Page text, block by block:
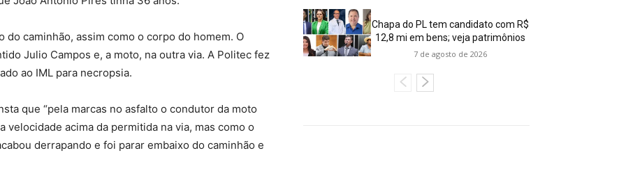
caminhão, assim como o corpo do homem. O
Julio Campos e, a moto, na outra via. A Politec fez
ao IML para necropsia.
que “pela marcas no asfalto o condutor da moto
acima da permitida na via, mas como o
derrapando e foi parar embaixo do caminhão e
Chapa do PL tem candidato com R$
12,8 mi em bens; veja patrimônios
7 de agosto de 2026